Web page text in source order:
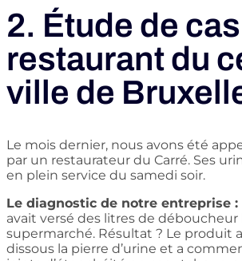
2. Étude de
restaurant du
ville de
Le mois dernier, nous avons été
par un restaurateur du Carré. Ses
en plein service du samedi soir.
Le diagnostic de notre entreprise :
avait versé des litres de
supermarché. Résultat ? Le produit a
dissous la pierre d’urine et a